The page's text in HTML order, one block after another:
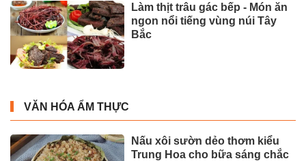
Làm thịt trâu gác bếp - Món ăn
ngon nổi tiếng vùng núi Tây
Bắc
VĂN HÓA ẨM THỰC
Nấu xôi sườn dẻo thơm kiểu
Trung Hoa cho bữa sáng chắc